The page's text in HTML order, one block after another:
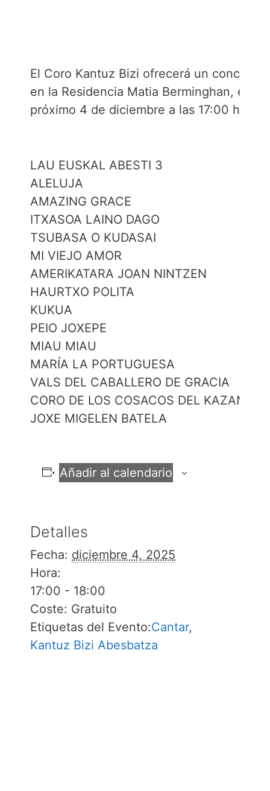
El Coro Kantuz Bizi ofrecerá un concierto
en la Residencia Matia Berminghan, el
próximo 4 de diciembre a las 17:00 hs
LAU EUSKAL ABESTI 3
ALELUJA
AMAZING GRACE
ITXASOA LAINO DAGO
TSUBASA O KUDASAI
MI VIEJO AMOR
AMERIKATARA JOAN NINTZEN
HAURTXO POLITA
KUKUA
PEIO JOXEPE
MIAU MIAU
MARÍA LA PORTUGUESA
VALS DEL CABALLERO DE GRACIA
CORO DE LOS COSACOS DEL KAZAN
JOXE MIGELEN BATELA
Añadir al calendario
Detalles
Fecha: diciembre 4, 2025
Hora:
17:00 - 18:00
Coste: Gratuito
Etiquetas del Evento:Cantar,
Kantuz Bizi Abesbatza